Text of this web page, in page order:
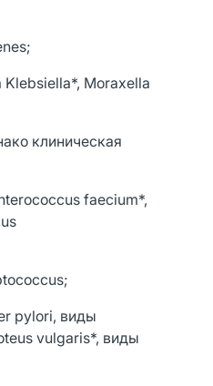
Moraxella
клиническая
faecium*,
pylori, виды
vulgaris*, виды